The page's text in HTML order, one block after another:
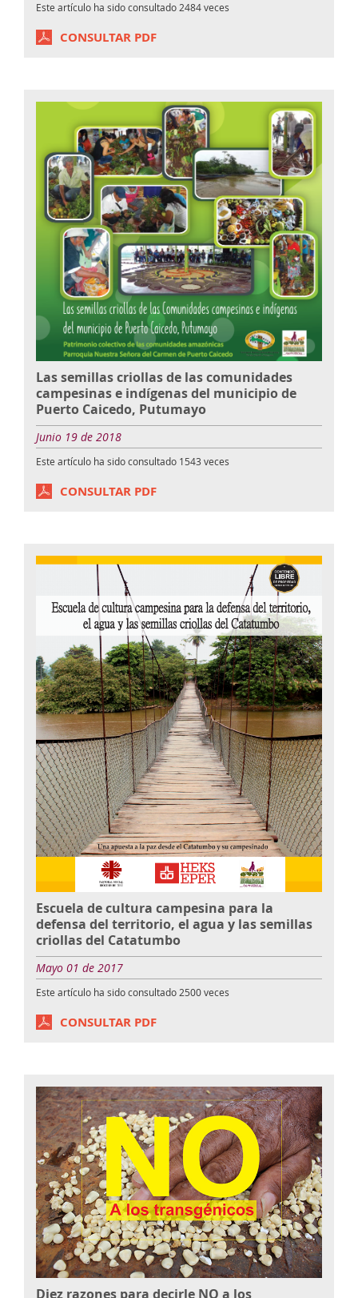
Este artículo ha sido consultado2484veces
CONSULTAR PDF
Las semillas criollas de las comunidades
campesinas e indígenas del municipio de
Puerto Caicedo, Putumayo
Junio 19 de 2018
Este artículo ha sido consultado 1543 veces
CONSULTAR PDF
Escuela de cultura campesina para la
defensa del territorio, el agua y las semillas
criollas del Catatumbo
Mayo 01 de 2017
Este artículo ha sido consultado 2500veces
CONSULTAR PDF
Diez razones para decirle NO a los